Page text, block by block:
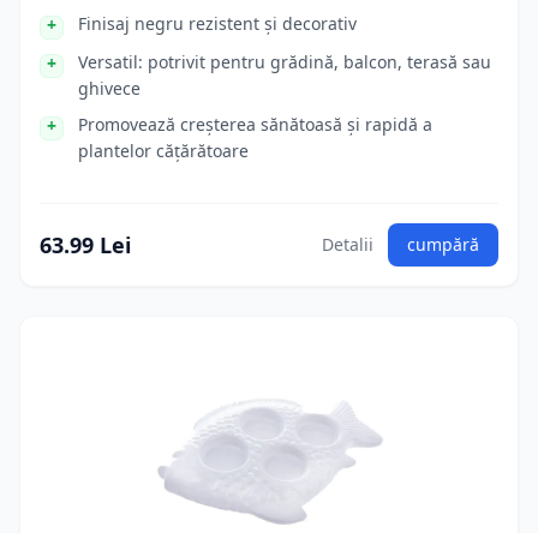
Finisaj negru rezistent și decorativ
Versatil: potrivit pentru grădină, balcon, terasă sau
ghivece
Promovează creșterea sănătoasă și rapidă a
plantelor cățărătoare
63.99 Lei Detalii cumpără